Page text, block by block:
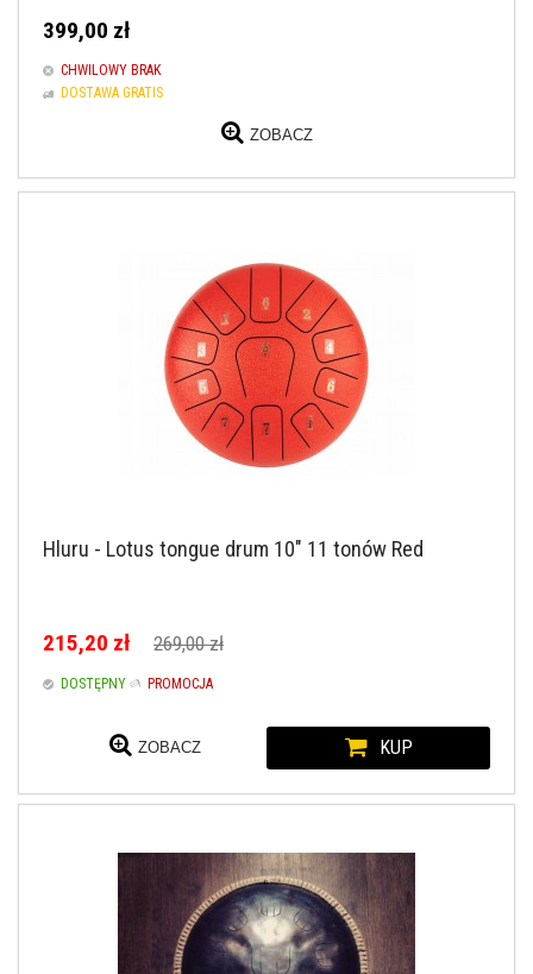
399,00 zł
CHWILOWY BRAK
DOSTAWA GRATIS
ZOBACZ
Hluru - Lotus tongue drum 10" 11 tonów Red
215,20 zł 269,00 zł
DOSTĘPNY PROMOCJA
ZOBACZ KUP